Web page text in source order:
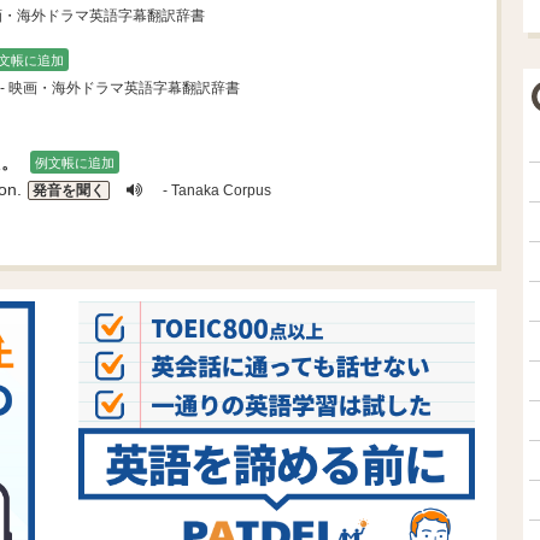
海外ドラマ英語字幕翻訳辞書
帳に追加
映画・海外ドラマ英語字幕翻訳辞書
例文帳に追加
発音を聞く - Tanaka Corpus